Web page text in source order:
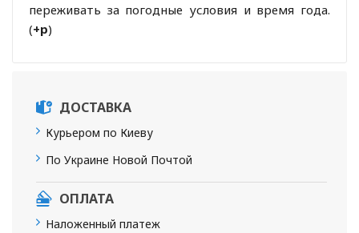
переживать за погодные условия и время года.
(+р)
ДОСТАВКА
Курьером по Киеву
По Украине Новой Почтой
ОПЛАТА
Наложенный платеж